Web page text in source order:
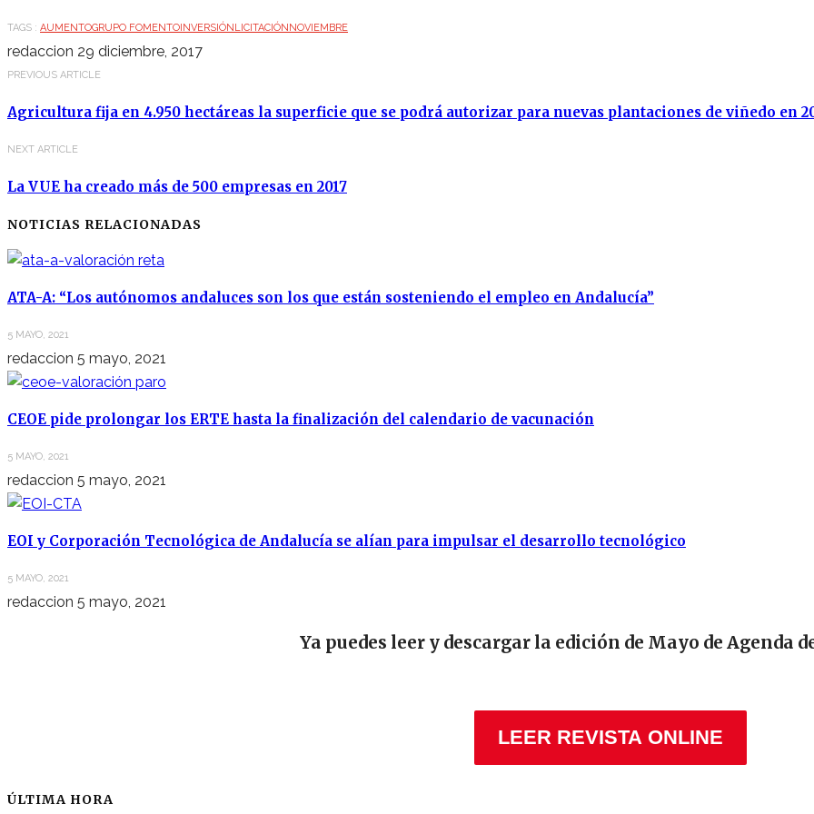
TAGS : AUMENTOGRUPO FOMENTO INVERSIÓN LICITACIÓN NOVIEMBRE
redaccion 29 diciembre, 2017
PREVIOUS ARTICLE
Agricultura fija en 4.950 hectáreas la superficie que se podrá autorizar para nuevas plantaciones de viñedo en
NEXT ARTICLE
La VUE ha creado más de 500 empresas en 2017
NOTICIAS RELACIONADAS
ATA-A: “Los autónomos andaluces son los que están sosteniendo el empleo en Andalucía”
5 MAYO, 2021
redaccion 5 mayo, 2021
CEOE pide prolongar los ERTE hasta la finalización del calendario de vacunación
5 MAYO, 2021
redaccion 5 mayo, 2021
EOI y Corporación Tecnológica de Andalucía se alían para impulsar el desarrollo tecnológico
5 MAYO, 2021
redaccion 5 mayo, 2021
Ya puedes leer y descargar la edición de Mayo de Agenda
LEER REVISTA ONLINE
ÚLTIMA HORA